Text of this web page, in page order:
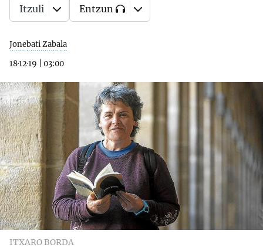
Jonebati Zabala
18·12·19
03:00
Itzuli Entzun
ITXARO BORDA